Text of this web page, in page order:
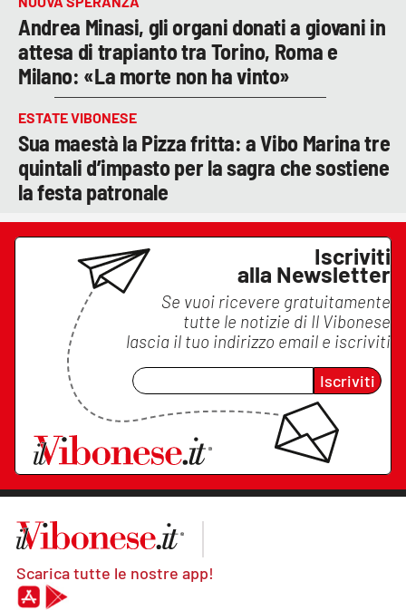
Andrea Minasi, gli organi donati a giovani in
attesa di trapianto tra Torino, Roma e
Milano: «La morte non ha vinto»
ESTATE VIBONESE
Sua maestà la Pizza fritta: a Vibo Marina tre
quintali d’impasto per la sagra che sostiene
la festa patronale
Iscriviti
alla Newsletter
Se vuoi ricevere gratuitamente
tutte le notizie di Il Vibonese
lascia il tuo indirizzo email e iscriviti
Iscriviti
Scarica tutte le nostre app!